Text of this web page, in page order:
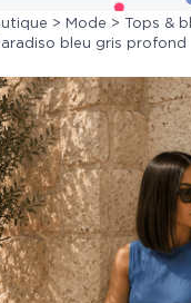
> Mode > Tops &
bleu gris profond